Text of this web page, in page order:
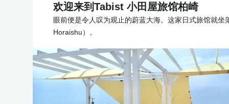
欢迎来到Tabist 小田屋旅馆柏崎
眼前便是令人叹为观止的蔚蓝大海。这家日式旅馆就
Horaishu）。